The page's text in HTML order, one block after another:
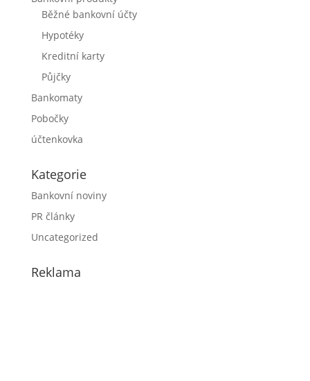
Běžné bankovní účty
Hypotéky
Kreditní karty
Půjčky
Bankomaty
Pobočky
účtenkovka
Kategorie
Bankovní noviny
PR články
Uncategorized
Reklama